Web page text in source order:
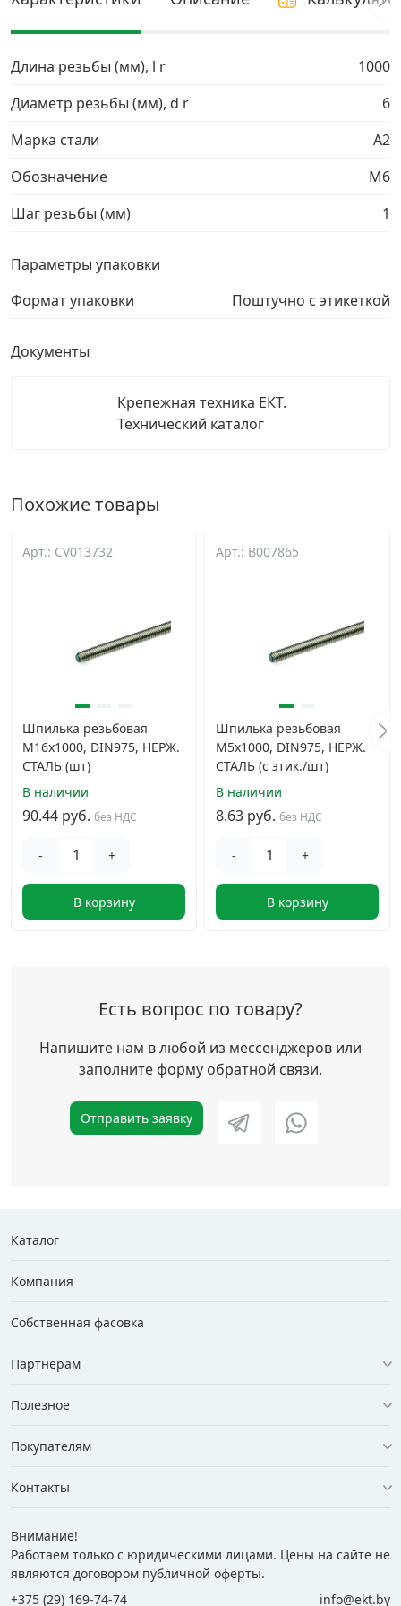
Грузовой крепеж
Кронштейны и крюки хозяйственные
Нержавеющий крепеж ›
Перфорированный крепеж
Скобяные изделия и мебельная фурнитура
Длина резьбы (мм), l r
1000
Диаметр резьбы (мм), d r
6
Марка стали
А2
Обозначение
М6
Шаг резьбы (мм)
1
Параметры упаковки
Формат упаковки
Поштучно с этикеткой
Документы
Крепежная техника ЕКТ.
Технический каталог
Похожие товары
Арт.: CV013732
Шпилька резьбовая
М16х1000, DIN975, НЕРЖ.
СТАЛЬ (шт)
В наличии
90.44 руб. без НДС
- +
В корзину
Арт.: B007865
Шпилька резьбовая
М5х1000, DIN975, НЕРЖ.
СТАЛЬ (с этик./шт)
В наличии
8.63 руб. без НДС
- +
В корзину
Есть вопрос по товару?
Напишите нам в любой из мессенджеров или
заполните форму обратной связи.
Отправить заявку
Каталог
Компания
Собственная фасовка
Партнерам
Полезное
Покупателям
Контакты
Внимание!
Работаем только с юридическими лицами. Цены на сайте не
являются договором публичной оферты.
+375 (29) 169-74-74
info@ekt.by